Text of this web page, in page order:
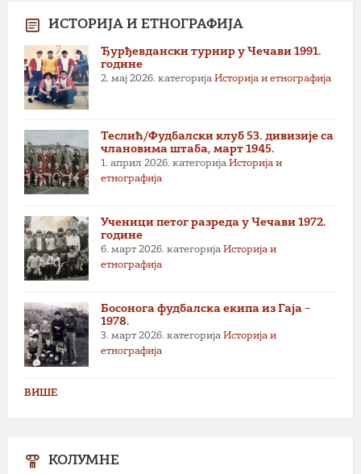
ИСТОРИЈА И ЕТНОГРАФИЈА
Ђурђевдански турнир у Чечави 1991.
године
2. мај 2026. категорија Историја и етнографија
Теслић/Фудбалски клуб 53. дивизије са
члановима штаба, март 1945.
1. април 2026. категорија Историја и
етнографија
Ученици петог разреда у Чечави 1972.
године
6. март 2026. категорија Историја и
етнографија
Босонога фудбалска екипа из Гаја –
1978.
3. март 2026. категорија Историја и
етнографија
ВИШЕ
КОЛУМНЕ